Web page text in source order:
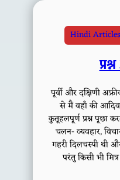
Hindi Articles
पूर्वी और दक्षिणी
से मैं वहाँ की
कुतूहलपूर्ण प्रश्न पूछा
चलन- व्यवहार,
गहरी दिलचस्पी थी
परंतु किसी भी